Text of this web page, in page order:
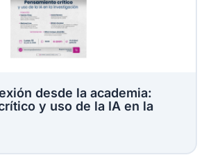
desde la academia:
y uso de la IA en la